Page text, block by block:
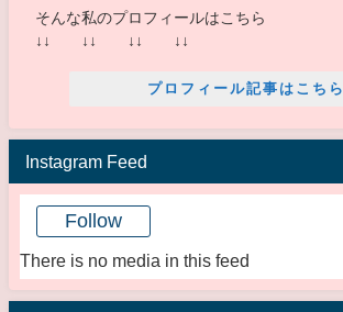
そんな私のプロフィールはこちら
↓↓ ↓↓ ↓↓ ↓↓
プロフィール記事はこちら
Instagram Feed
Follow
There is no media in this feed